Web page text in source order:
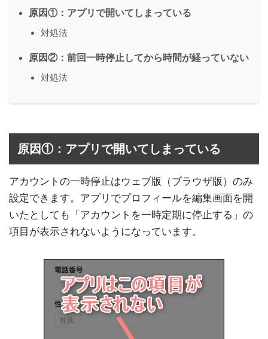
原因①：アプリで開いてしまっている
対処法
原因②：前回一時停止してから時間が経っていない
対処法
原因①：アプリで開いてしまっている
アカウントの一時停止はウェブ版（ブラウザ版）のみ
設定できます。アプリでプロフィールを編集画面を開
いたとしても「アカウントを一時定期に停止する」の
項目が表示されないようになっています。